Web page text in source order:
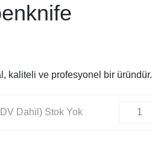
kaliteli ve profesyonel bir üründür.
Dahil) Stok Yok